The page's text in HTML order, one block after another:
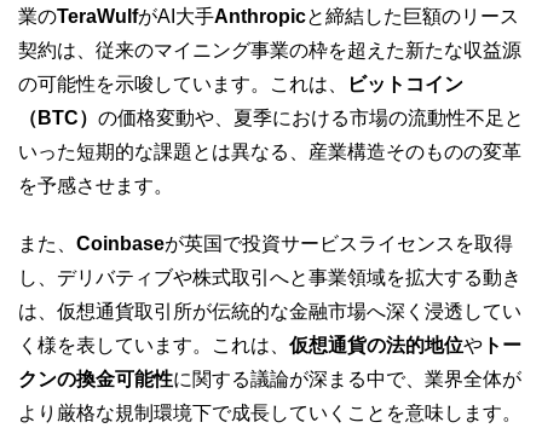
業のTeraWulfがAI大手Anthropicと締結した巨額のリース
契約は、従来のマイニング事業の枠を超えた新たな収益源
の可能性を示唆しています。これは、
ビットコイン
（BTC） の価格変動や、夏季における市場の流動性不足と
いった短期的な課題とは異なる、産業構造そのものの変革
を予感させます。
また、 Coinbaseが英国で投資サービスライセンスを取得
し、デリバティブや株式取引へと事業領域を拡大する動き
は、仮想通貨取引所が伝統的な金融市場へ深く浸透してい
く様を表しています。これは、 仮想通貨の法的地位や トー
クンの換金可能性に関する議論が深まる中で、業界全体が
より厳格な規制環境下で成長していくことを意味します。